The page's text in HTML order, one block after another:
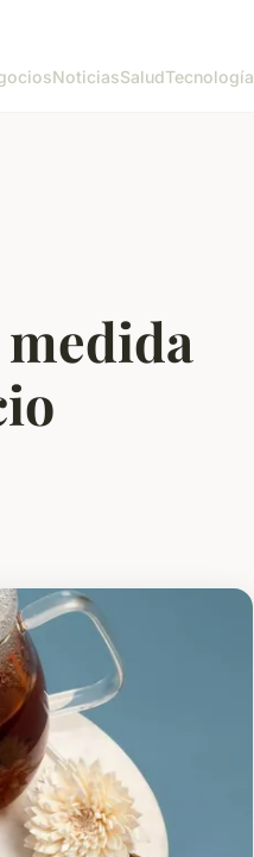
NoticiasSaludTecnología